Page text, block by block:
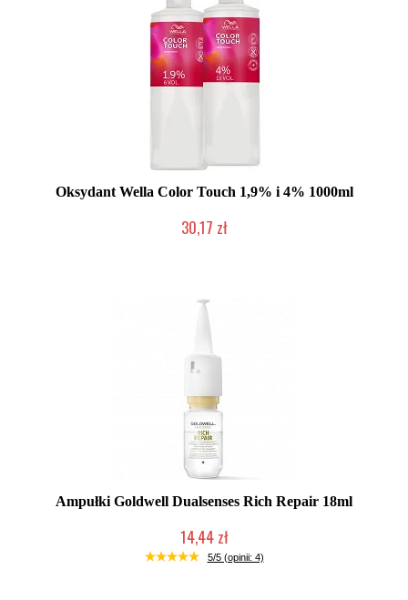
Oksydant Wella Color Touch 1,9% i 4% 1000ml
30,17 zł
Ampułki Goldwell Dualsenses Rich Repair 18ml
14,44 zł
Duża ilość (wysyłka w 24h)
5/5 (opinii: 4)